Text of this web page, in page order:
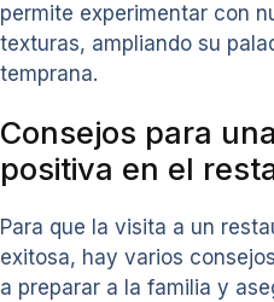
permite experimentar con
texturas, ampliando su
temprana.
Consejos para
positiva en el
Para que la visita a un
exitosa, hay varios
a preparar a la familia y